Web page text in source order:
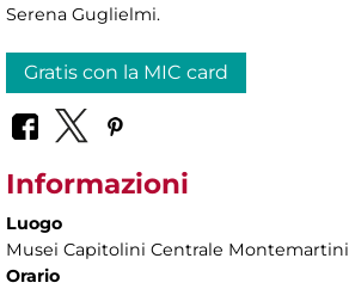
Serena Guglielmi.
Gratis con la MIC card
Informazioni
Luogo
Musei Capitolini Centrale Montemartini
Orario